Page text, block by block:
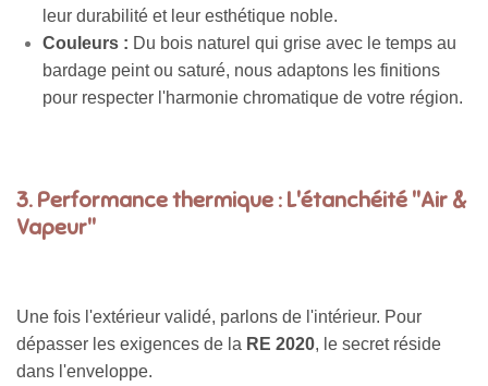
leur durabilité et leur esthétique noble.
Couleurs : Du bois naturel qui grise avec le temps au
bardage peint ou saturé, nous adaptons les finitions
pour respecter l'harmonie chromatique de votre région.
3. Performance thermique : L'étanchéité "Air &
Vapeur"
Une fois l'extérieur validé, parlons de l'intérieur. Pour
dépasser les exigences de la RE 2020, le secret réside
dans l'enveloppe.